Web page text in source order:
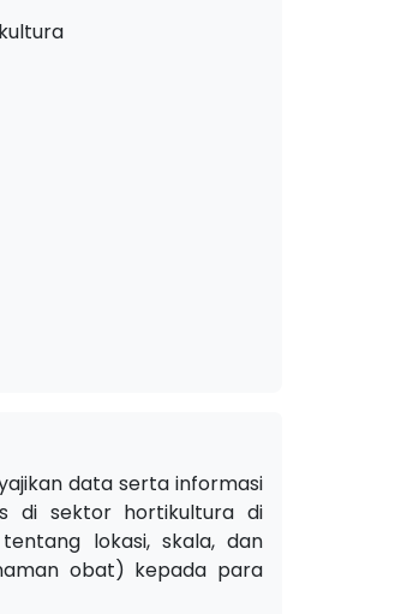
data serta informasi
di sektor hortikultura di
lokasi, skala, dan
obat) kepada para